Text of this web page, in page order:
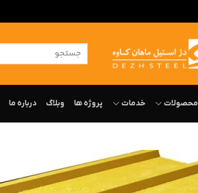
جستجو
برای:
محصولات خدمات پروژه ها وبلاگ درباره‌ ما